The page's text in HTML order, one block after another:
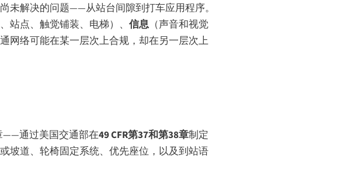
未解决的问题——从站台间隙到打车应用程序。
站点、触觉铺装、电梯）、 信息 （声音和视觉
网络可能在某一层次上合规，却在另一层次上
——通过美国交通部在49 CFR第37和第38章制定
坡道、轮椅固定系统、优先座位，以及到站语